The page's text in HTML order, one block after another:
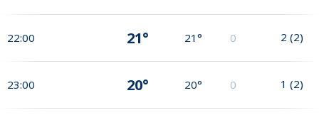
22:00 21° 21° 0 2 (2)
23:00 20° 20° 0 1 (2)